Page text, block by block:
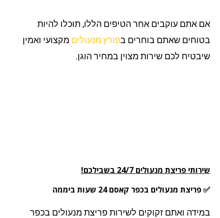
אתם עוקבים אחר הטיפים הללו, תוכלו להיות
שאתם בוחרים בפורץ מנעוליםמקצועי ואמין
לכם שירות מצוין במחיר הוגן.
פריצת מנעולים 24/7 בשבילכם!
מנעולים בכפר קאסם 24 שעות ביממה
ואתם זקוקים לשירות פריצת מנעולים בכפר